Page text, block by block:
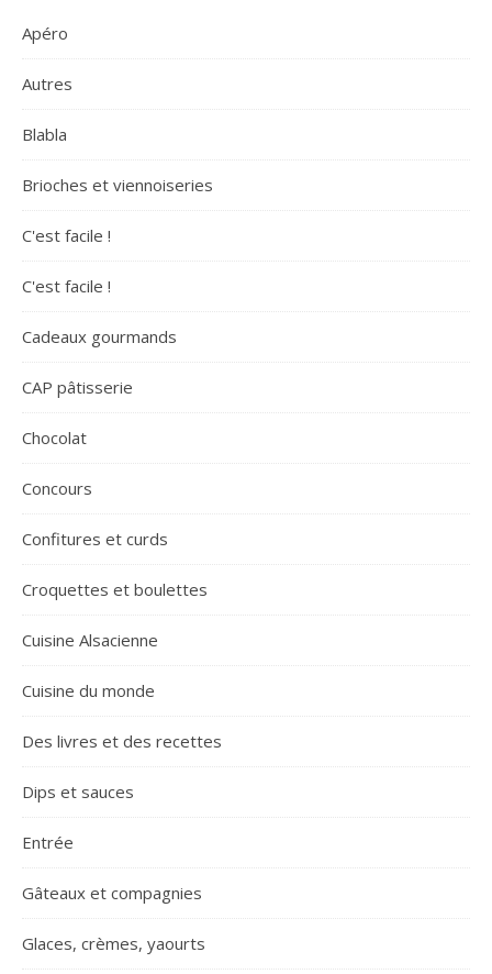
Apéro
Autres
Blabla
Brioches et viennoiseries
C'est facile !
C'est facile !
Cadeaux gourmands
CAP pâtisserie
Chocolat
Concours
Confitures et curds
Croquettes et boulettes
Cuisine Alsacienne
Cuisine du monde
Des livres et des recettes
Dips et sauces
Entrée
Gâteaux et compagnies
Glaces, crèmes, yaourts